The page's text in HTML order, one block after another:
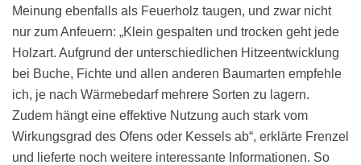
Meinung ebenfalls als Feuerholz taugen, und zwar nicht
nur zum Anfeuern: „Klein gespalten und trocken geht jede
Holzart. Aufgrund der unterschiedlichen Hitzeentwicklung
bei Buche, Fichte und allen anderen Baumarten empfehle
ich, je nach Wärmebedarf mehrere Sorten zu lagern.
Zudem hängt eine effektive Nutzung auch stark vom
Wirkungsgrad des Ofens oder Kessels ab“, erklärte Frenzel
und lieferte noch weitere interessante Informationen. So